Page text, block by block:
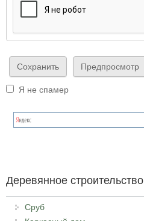
Я не спамер
Я спамер
Деревянное строительство
Сруб